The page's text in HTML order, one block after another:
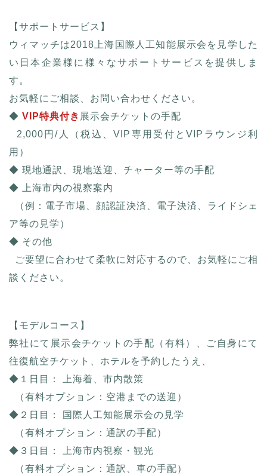
【サポートサービス】
ウィマッチは2018上海国際人工知能展示会を見学した
い日本企業様に様々なサポートサービスを提供しま
す。
お気軽にご相談、お問い合わせください。
◆ VIP特典付き 展示会チケットの手配
2,000円/人（税込、VIP専用受付とVIPラウンジ利
用）
◆ 現地通訳、現地送迎、チャーター等の手配
◆ 上海市内の視察案内
（例：電子市場、顔認証決済、電子決済、ライドシェ
ア等の見学）
◆ その他
ご要望に合わせて柔軟に対応するので、お気軽にご相
談ください。
【モデルコース】
弊社にて展示会チケットの手配（有料）、ご自身にて
往復航空チケット、ホテルを予約したうえ、
◆１日目： 上海着、市内散策
（有料オプション：空港までの送迎）
◆２日目： 国際人工知能展示会の見学
（有料オプション：通訳の手配）
◆３日目： 上海市内視察・観光
（有料オプション：通訳、車の手配）